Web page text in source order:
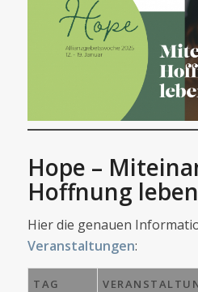
Hope –
Hoffnung leben
Hier die genauen
Veranstaltungen:
TAG